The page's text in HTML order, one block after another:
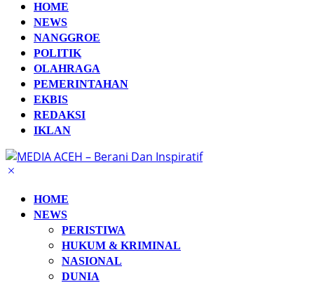
HOME
NEWS
NANGGROE
POLITIK
OLAHRAGA
PEMERINTAHAN
EKBIS
REDAKSI
IKLAN
HOME
NEWS
PERISTIWA
HUKUM & KRIMINAL
NASIONAL
DUNIA